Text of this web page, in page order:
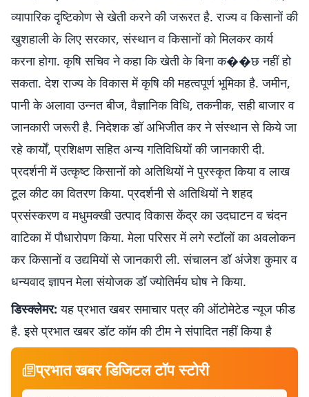
व्यापारिक दृष्टिकोण से खेती करने की जरूरत है. राज्य व किसानों की
खुशहाली के लिए सरकार, संस्थान व किसानों को मिलकर कार्य
करना होगा. कृषि सचिव ने कहा कि खेती के बिना क��छ नहीं हो
सकता. देश राज्य के विकास में कृषि की महत्वपूर्ण भूमिका है. जमीन,
पानी के अलावा उन्नत बीज, वैज्ञानिक विधि, तकनीक, सही बाजार व
जानकारी जरूरी है. निदेशक डॉ अभिजीत कर ने संस्थान से किये जा
रहे कार्यों, प्रशिक्षण सहित अन्य गतिविधियों की जानकारी दी.
प्रदर्शनी में उत्कृष्ट किसानों को अतिथियों ने पुरस्कृत किया व लाख
टूल कीट का वितरण किया. प्रदर्शनी से अतिथियों ने शहद
प्रसंस्करण व मधुमक्खी उत्पाद विकास केंद्र का उदघाटन व चंदन
वाटिका में पौधारोपण किया. मेला परिसर में लगे स्टॉलों का अवलोकन
कर किसानों व उद्यमियों से जानकारी ली. संचालन डॉ अंजेश कुमार व
धन्यवाद ज्ञापन मेला संयोजक डॉ ज्योतिर्मय घोष ने किया.
डिस्क्लेमर: यह प्रभात खबर समाचार पत्र की ऑटोमेटेड न्यूज फीड
है. इसे प्रभात खबर डॉट कॉम की टीम ने संपादित नहीं किया है
प्रभात खबर डिजिटल टॉप स्टोरी